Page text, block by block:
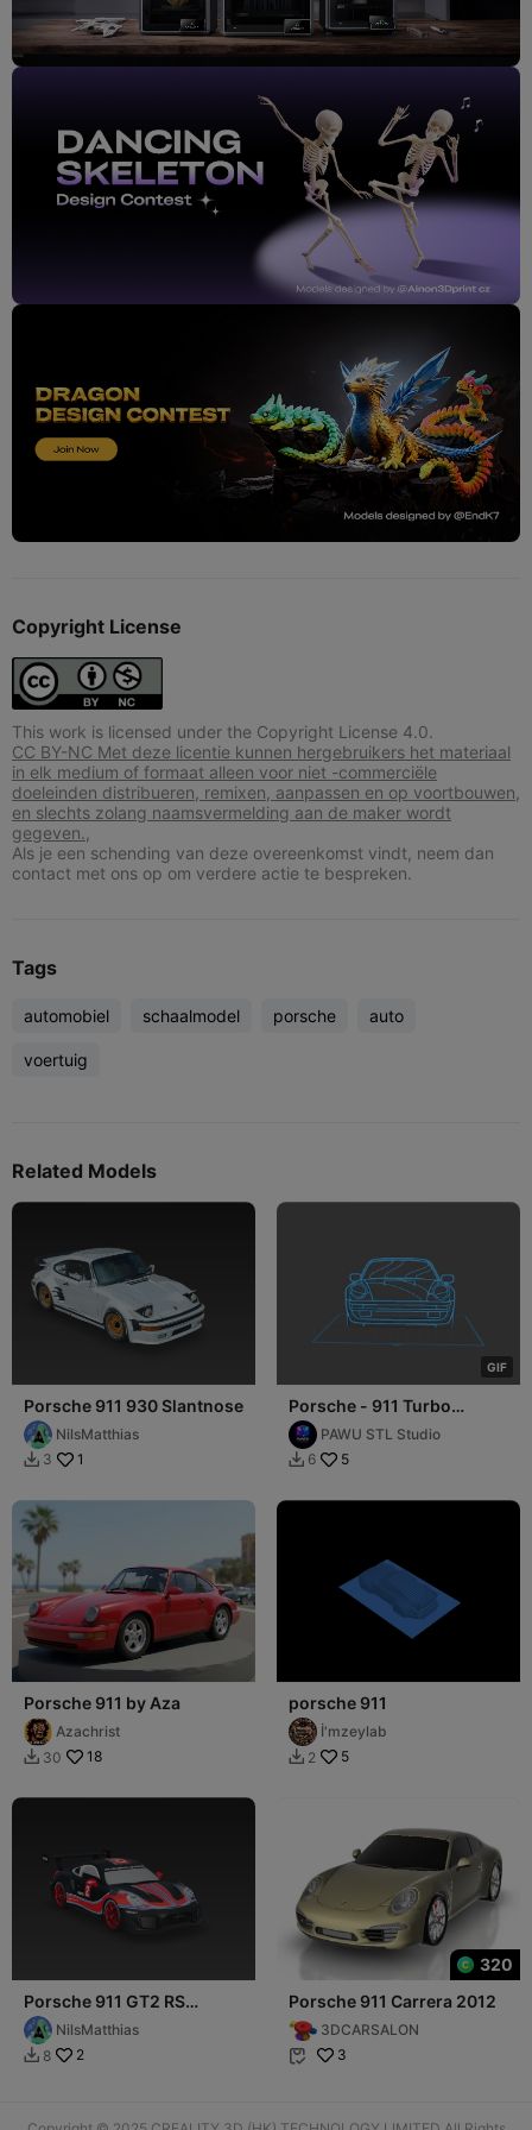
Copyright License
This work is licensed under the Copyright License 4.0.
CC BY-NC Met deze licentie kunnen hergebruikers het materiaal
in elk medium of formaat alleen voor niet -commerciële
doeleinden distribueren, remixen, aanpassen en op voortbouwen,
en slechts zolang naamsvermelding aan de maker wordt
gegeven.,
Als je een schending van deze overeenkomst vindt, neem dan
contact met ons op om verdere actie te bespreken.
Tags
automobiel schaalmodel porsche auto
voertuig
Related Models
Porsche 911 930 Slantnose
NilsMatthias
 3 1
GIF
Porsche - 911 Turbo
modèle 930
PAWU STL Studio
 6 5
Porsche 911 by Aza
Azachrist
 30 18
porsche 911
İ'mzeylab
 2 5
Porsche 911 GT2 RS
Clubsport
NilsMatthias
 8 2
320
Porsche 911 Carrera 2012
3DCARSALON
 3